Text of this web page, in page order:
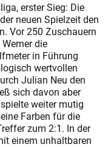
erster Sieg: Die
neuen Spielzeit den
Vor 250 Zuschauern
die
in Führung
wertvollen
Julian Neu den
sich davon aber
weiter mutig
Farben für die
zum 2:1. In der
einem unhaltbaren